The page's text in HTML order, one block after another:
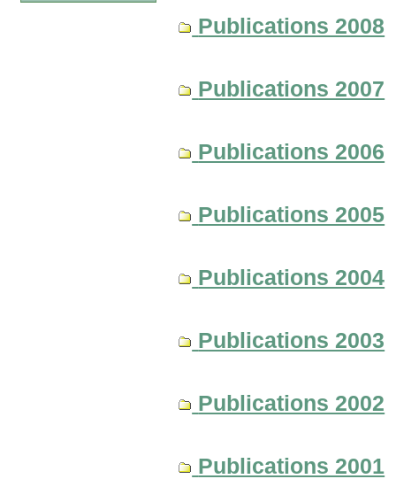
Publications 2008
Publications 2007
Publications 2006
Publications 2005
Publications 2004
Publications 2003
Publications 2002
Publications 2001